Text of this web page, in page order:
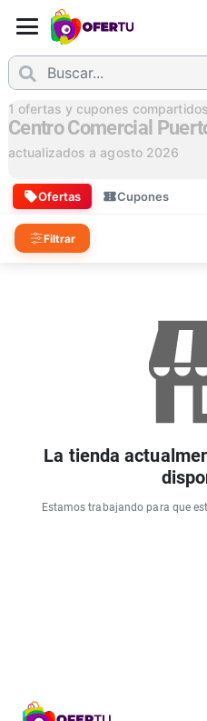
1 ofertas y cupones compartidos
Centro Comercial
actualizados a agosto 2026
Ofertas Cupones
Filtrar
La tienda
Estamos trabajando para que